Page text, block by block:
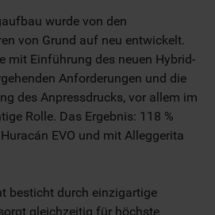
wurde von den
von Grund auf neu entwickelt.
mit Einführung des neuen Hybrid-
Anforderungen und die
des Anpressdrucks, vor allem im
Rolle. Das Ergebnis: 118 %
EVO und mit Alleggerita
besticht durch einzigartige
gleichzeitig für höchste